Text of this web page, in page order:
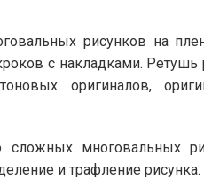
рисунков на
с накладками.
оригиналов,
многовальных
и трафление рисунка.